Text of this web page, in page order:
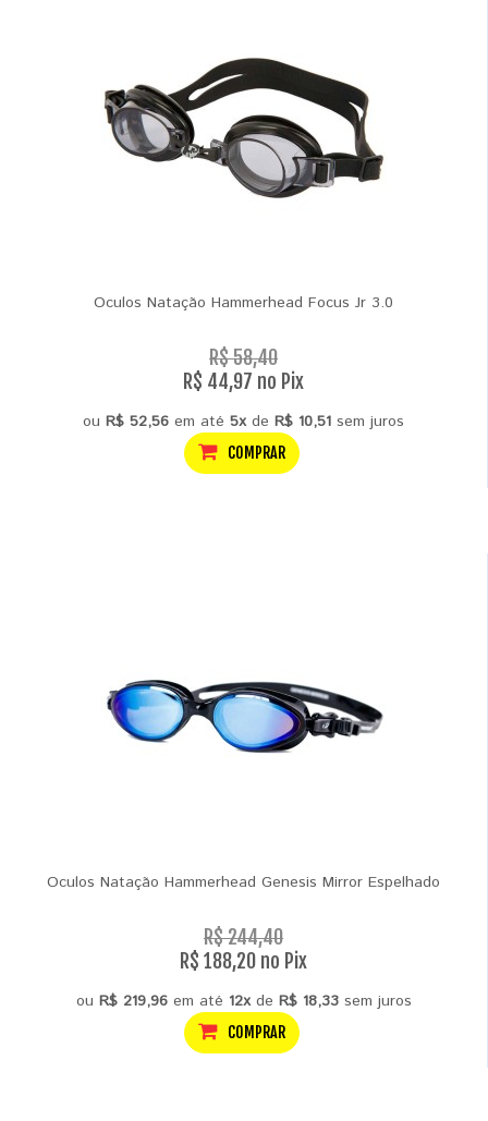
Oculos Natação Hammerhead Focus Jr 3.0
R$ 58,40
R$ 44,97 no Pix
ou R$ 52,56 em até 5xde R$ 10,51 sem juros
COMPRAR
Oculos Natação Hammerhead Genesis Mirror Espelhado
R$ 244,40
R$ 188,20 no Pix
ou R$ 219,96em até 12xde R$ 18,33sem juros
COMPRAR